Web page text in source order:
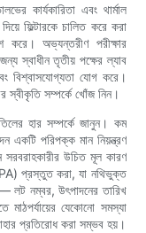
কার্যকারিতা এবং থার্মাল
ফিল্টারকে চালিত করে করা
করে। অভ্যন্তরীণ পরীক্ষার
স্বাধীন তৃতীয় পক্ষের ল্যাব
বিশ্বাসযোগ্যতা যোগ করে।
স্বীকৃতি সম্পর্কে খোঁজ নিন।
হার সম্পর্কে জানুন। কম
একটি পরিপক্ক মান নিয়ন্ত্রণ
উচিত মূল কারণ
প্রস্তুত করা, যা নথিভুক্ত
লট নম্বর, উৎপাদনের তারিখ
মাঠপর্যায়ের যেকোনো সমস্যা
প্রতিরোধ করা সম্ভব হয়।